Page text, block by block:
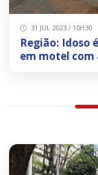
31 JUL 2023 / 10H30
Região: Idoso
em motel com